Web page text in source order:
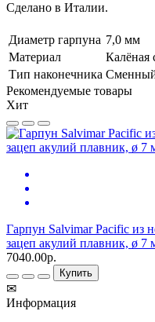
Сделано в Италии.
Диаметр гарпуна 7,0 мм
Материал
Калёная
Тип наконечника
Рекомендуемые товары
Хит
Гарпун Salvimar Pacific из
зацеп акулий плавник, ø 7
7040.00р.
Купить
✉
Информация